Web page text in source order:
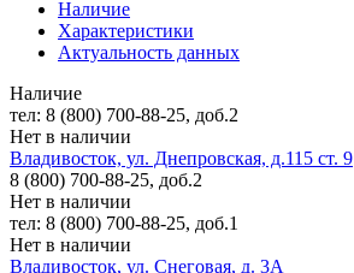
Наличие
Характеристики
Актуальность данных
Наличие
тел: 8 (800) 700-88-25, доб.2
Нет в наличии
Владивосток, ул. Днепровская, д.115 ст. 9
8 (800) 700-88-25, доб.2
Нет в наличии
тел: 8 (800) 700-88-25, доб.1
Нет в наличии
Владивосток, ул. Снеговая, д. 3А